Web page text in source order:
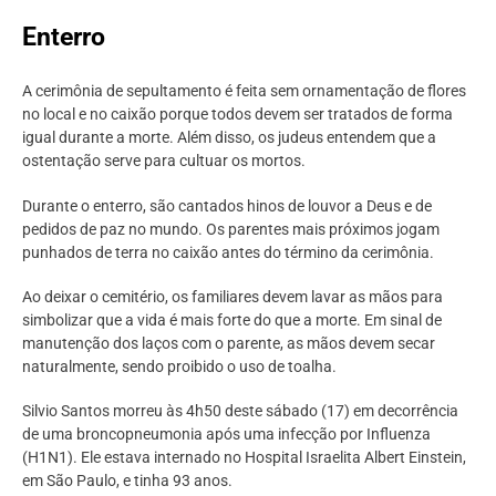
Enterro
A cerimônia de sepultamento é feita sem ornamentação de flores
no local e no caixão porque todos devem ser tratados de forma
igual durante a morte. Além disso, os judeus entendem que a
ostentação serve para cultuar os mortos.
Durante o enterro, são cantados hinos de louvor a Deus e de
pedidos de paz no mundo. Os parentes mais próximos jogam
punhados de terra no caixão antes do término da cerimônia.
Ao deixar o cemitério, os familiares devem lavar as mãos para
simbolizar que a vida é mais forte do que a morte. Em sinal de
manutenção dos laços com o parente, as mãos devem secar
naturalmente, sendo proibido o uso de toalha.
Silvio Santos morreu às 4h50 deste sábado (17) em decorrência
de uma broncopneumonia após uma infecção por Influenza
(H1N1). Ele estava internado no Hospital Israelita Albert Einstein,
em São Paulo, e tinha 93 anos.